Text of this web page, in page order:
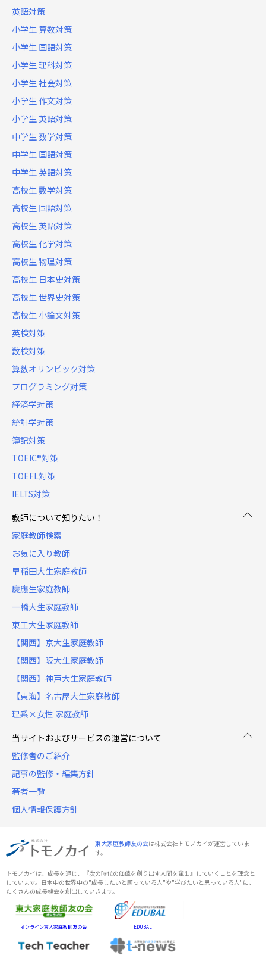
英語対策
小学生 算数対策
小学生 国語対策
小学生 理科対策
小学生 社会対策
小学生 作文対策
小学生 英語対策
中学生 数学対策
中学生 国語対策
中学生 英語対策
高校生 数学対策
高校生 国語対策
高校生 英語対策
高校生 化学対策
高校生 物理対策
高校生 日本史対策
高校生 世界史対策
高校生 小論文対策
英検対策
数検対策
算数オリンピック対策
プログラミング対策
経済学対策
統計学対策
簿記対策
TOEIC®対策
TOEFL対策
IELTS対策
教師について知りたい！
家庭教師検索
お気に入り教師
早稲田大生家庭教師
慶應生家庭教師
一橋大生家庭教師
東工大生家庭教師
【関西】京大生家庭教師
【関西】阪大生家庭教師
【関西】神戸大生家庭教師
【東海】名古屋大生家庭教師
理系×女性 家庭教師
当サイトおよびサービスの運営について
監修者のご紹介
記事の監修・編集方針
著者一覧
個人情報保護方針
東大家庭教師友の会は株式会社トモノカイが運営していま
す。
トモノカイは、成長を通じ、『次の時代の価値を創り出す人間を輩出』していくことを理念と
しています。日本中の世界中の"成長したいと願っている人"や"学びたいと思っている人"に、
たくさんの成長機会を創出していきます。
オンライン東大家庭教師友の会 EDUBAL